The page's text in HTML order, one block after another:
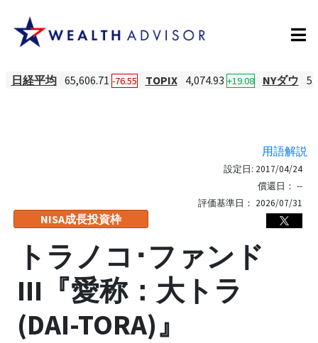
日経平均 65,606.71 -76.55 TOPIX 4,074.93 +19.08 NYダウ
用語解説
NISA成長投資枠
設定日: 2017/04/24
償還日： --
評価基準日： 2026/07/31
トラノコ･ファンド
III『愛称：大トラ
(DAI-TORA)』